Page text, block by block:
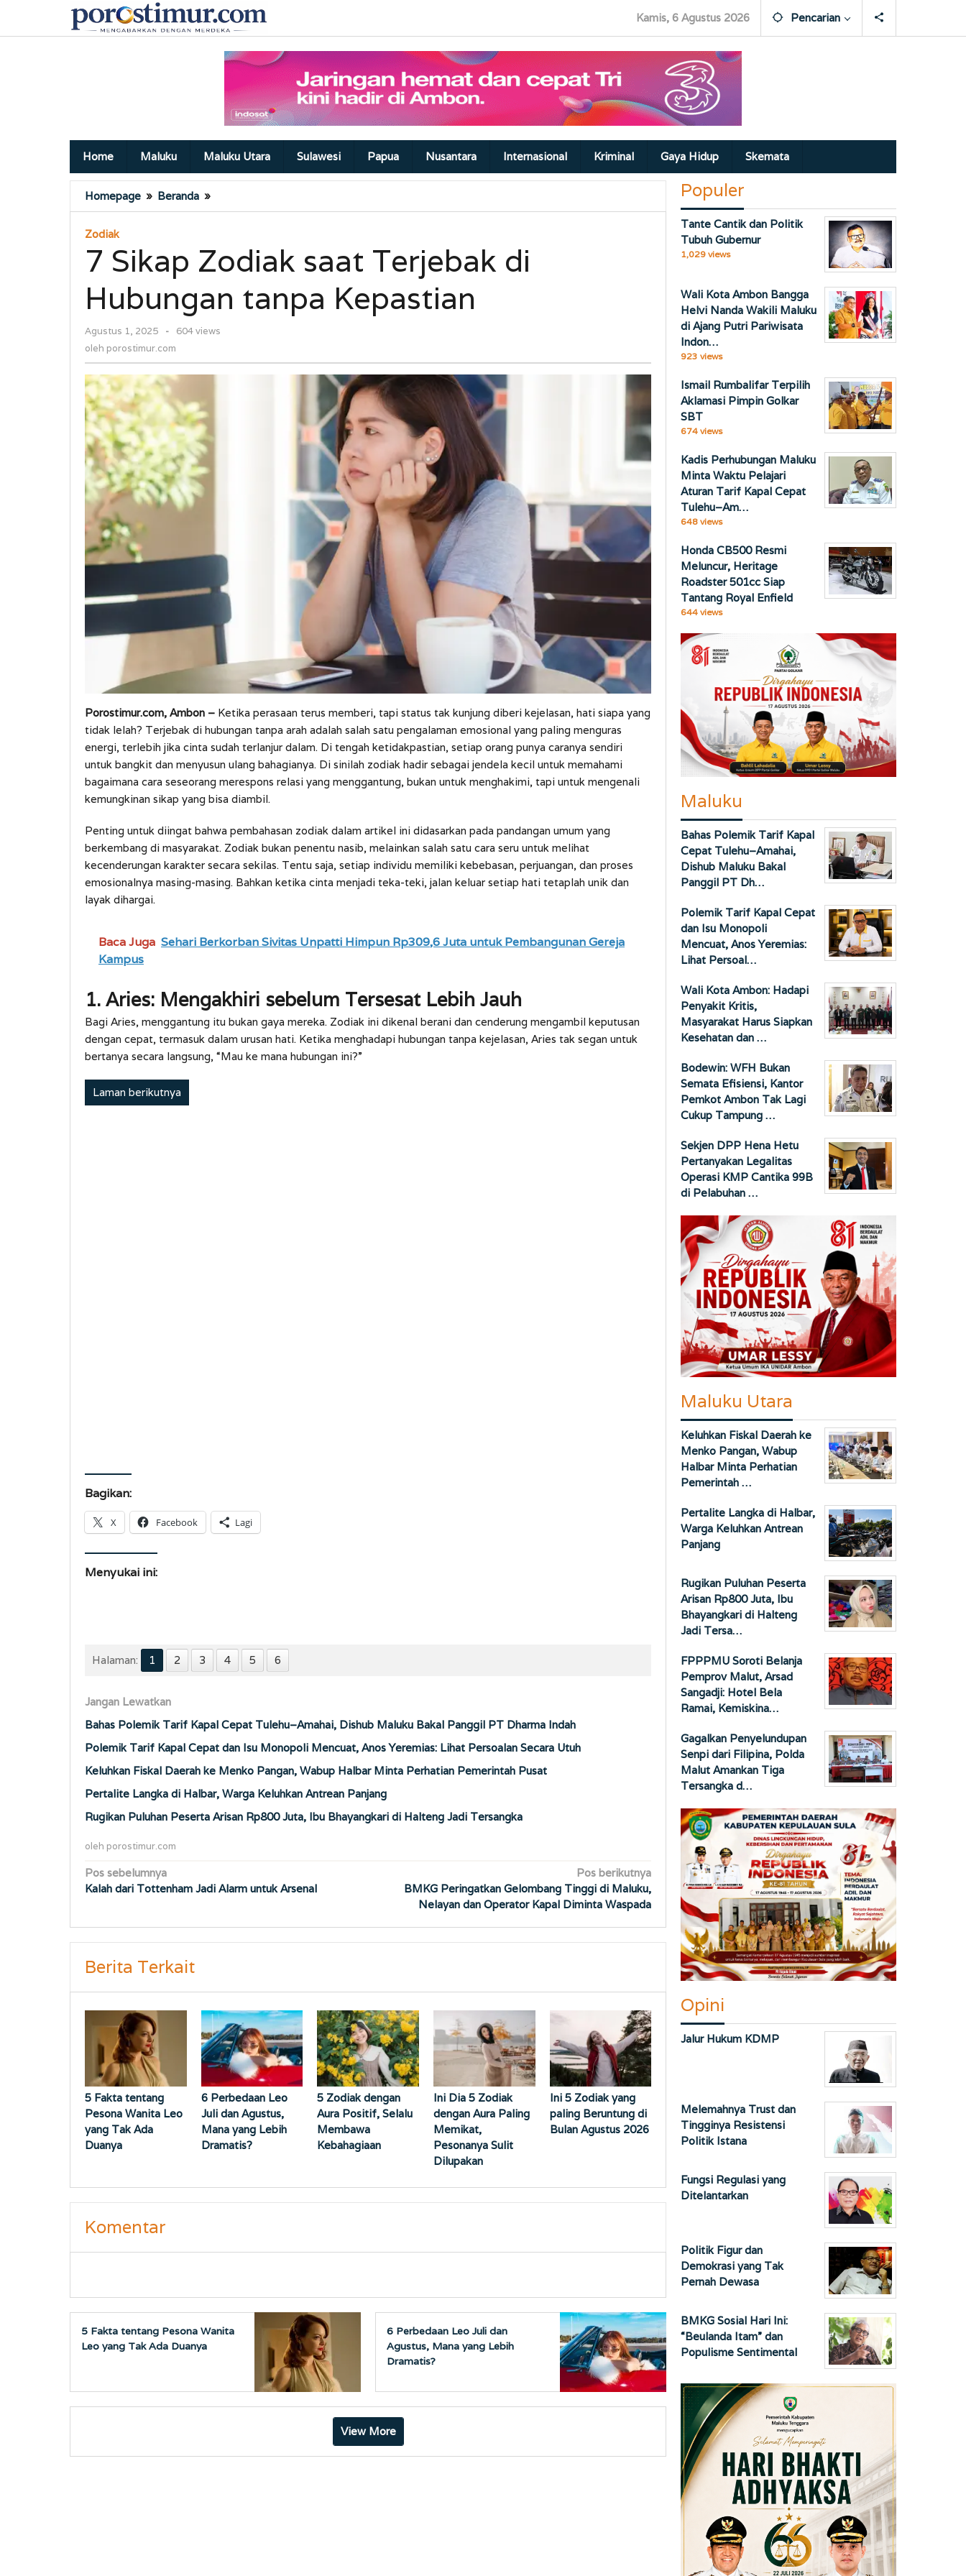
konten
Kamis, 6 Agustus 2026 Pencarian
Home Maluku Maluku Utara Sulawesi Papua Nusantara Internasional Kriminal Gaya Hidup Skemata
Homepage » Beranda »
Sikap
Terjebak
di
Hubungan
tanpa
Zodiak
7 Sikap Zodiak saat Terjebak di
Hubungan tanpa Kepastian
Agustus 1, 2025
oleh
-
604 views
oleh porostimur.com
Porostimur.com, Ambon – Ketika perasaan terus memberi, tapi status tak kunjung diberi kejelasan, hati siapa yang
tidak lelah? Terjebak di hubungan tanpa arah adalah salah satu pengalaman emosional yang paling menguras
energi, terlebih jika cinta sudah terlanjur dalam. Di tengah ketidakpastian, setiap orang punya caranya sendiri
untuk bangkit dan menyusun ulang bahagianya. Di sinilah zodiak hadir sebagai jendela kecil untuk memahami
bagaimana cara seseorang merespons relasi yang menggantung, bukan untuk menghakimi, tapi untuk mengenali
kemungkinan sikap yang bisa diambil.
Penting untuk diingat bahwa pembahasan zodiak dalam artikel ini didasarkan pada pandangan umum yang
berkembang di masyarakat. Zodiak bukan penentu nasib, melainkan salah satu cara seru untuk melihat
kecenderungan karakter secara sekilas. Tentu saja, setiap individu memiliki kebebasan, perjuangan, dan proses
emosionalnya masing-masing. Bahkan ketika cinta menjadi teka-teki, jalan keluar setiap hati tetaplah unik dan
layak dihargai.
Baca Juga Sehari Berkorban Sivitas Unpatti Himpun Rp309,6 Juta untuk Pembangunan Gereja
Kampus
1. Aries: Mengakhiri sebelum Tersesat Lebih Jauh
Bagi Aries, menggantung itu bukan gaya mereka. Zodiak ini dikenal berani dan cenderung mengambil keputusan
dengan cepat, termasuk dalam urusan hati. Ketika menghadapi hubungan tanpa kejelasan, Aries tak segan untuk
bertanya secara langsung, “Mau ke mana hubungan ini?”
Laman berikutnya
Bagikan:
X Facebook Lagi
Menyukai ini:
Halaman: 1 2 3 4 5 6
Jangan Lewatkan
Bahas Polemik Tarif Kapal Cepat Tulehu–Amahai, Dishub Maluku Bakal Panggil PT Dharma Indah
Polemik Tarif Kapal Cepat dan Isu Monopoli Mencuat, Anos Yeremias: Lihat Persoalan Secara Utuh
Keluhkan Fiskal Daerah ke Menko Pangan, Wabup Halbar Minta Perhatian Pemerintah Pusat
Pertalite Langka di Halbar, Warga Keluhkan Antrean Panjang
Rugikan Puluhan Peserta Arisan Rp800 Juta, Ibu Bhayangkari di Halteng Jadi Tersangka
oleh porostimur.com
Navigasi
pos
Pos sebelumnya
Kalah dari Tottenham Jadi Alarm untuk Arsenal
Pos berikutnya
BMKG Peringatkan Gelombang Tinggi di Maluku,
Nelayan dan Operator Kapal Diminta Waspada
Berita Terkait
5 Fakta tentang
Pesona Wanita Leo
yang Tak Ada
Duanya
6 Perbedaan Leo
Juli dan Agustus,
Mana yang Lebih
Dramatis?
5 Zodiak dengan
Aura Positif, Selalu
Membawa
Kebahagiaan
Ini Dia 5 Zodiak
dengan Aura Paling
Memikat,
Pesonanya Sulit
Dilupakan
Ini 5 Zodiak yang
paling Beruntung di
Bulan Agustus 2026
Komentar
5 Fakta tentang Pesona Wanita
Leo yang Tak Ada Duanya
6 Perbedaan Leo Juli dan
Agustus, Mana yang Lebih
Dramatis?
View More
Populer
Tante Cantik dan Politik
Tubuh Gubernur
1,029 views
Wali Kota Ambon Bangga
Helvi Nanda Wakili Maluku
di Ajang Putri Pariwisata
Indon…
923 views
Ismail Rumbalifar Terpilih
Aklamasi Pimpin Golkar
SBT
674 views
Kadis Perhubungan Maluku
Minta Waktu Pelajari
Aturan Tarif Kapal Cepat
Tulehu–Am…
648 views
Honda CB500 Resmi
Meluncur, Heritage
Roadster 501cc Siap
Tantang Royal Enfield
644 views
Maluku
Bahas Polemik Tarif Kapal
Cepat Tulehu–Amahai,
Dishub Maluku Bakal
Panggil PT Dh…
Polemik Tarif Kapal Cepat
dan Isu Monopoli
Mencuat, Anos Yeremias:
Lihat Persoal…
Wali Kota Ambon: Hadapi
Penyakit Kritis,
Masyarakat Harus Siapkan
Kesehatan dan …
Bodewin: WFH Bukan
Semata Efisiensi, Kantor
Pemkot Ambon Tak Lagi
Cukup Tampung …
Sekjen DPP Hena Hetu
Pertanyakan Legalitas
Operasi KMP Cantika 99B
di Pelabuhan …
Maluku Utara
Keluhkan Fiskal Daerah ke
Menko Pangan, Wabup
Halbar Minta Perhatian
Pemerintah …
Pertalite Langka di Halbar,
Warga Keluhkan Antrean
Panjang
Rugikan Puluhan Peserta
Arisan Rp800 Juta, Ibu
Bhayangkari di Halteng
Jadi Tersa…
FPPPMU Soroti Belanja
Pemprov Malut, Arsad
Sangadji: Hotel Bela
Ramai, Kemiskina…
Gagalkan Penyelundupan
Senpi dari Filipina, Polda
Malut Amankan Tiga
Tersangka d…
Opini
Jalur Hukum KDMP
Melemahnya Trust dan
Tingginya Resistensi
Politik Istana
Fungsi Regulasi yang
Ditelantarkan
Politik Figur dan
Demokrasi yang Tak
Pernah Dewasa
BMKG Sosial Hari Ini:
“Beulanda Itam” dan
Populisme Sentimental